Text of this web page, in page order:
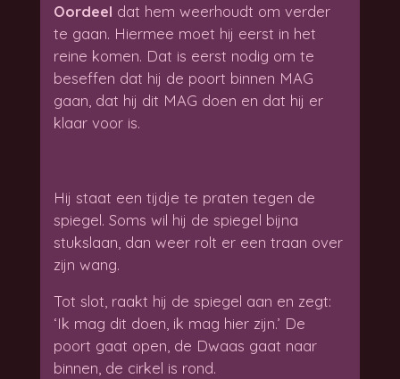
Oordeel dat hem weerhoudt om verder
te gaan. Hiermee moet hij eerst in het
reine komen. Dat is eerst nodig om te
beseffen dat hij de poort binnen MAG
gaan, dat hij dit MAG doen en dat hij er
klaar voor is.
Hij staat een tijdje te praten tegen de
spiegel. Soms wil hij de spiegel bijna
stukslaan, dan weer rolt er een traan over
zijn wang.
Tot slot, raakt hij de spiegel aan en zegt:
‘Ik mag dit doen, ik mag hier zijn.’ De
poort gaat open, de Dwaas gaat naar
binnen, de cirkel is rond.